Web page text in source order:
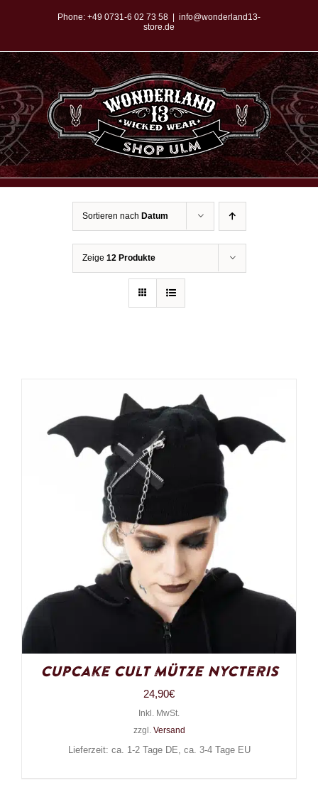
springen
Phone: +49 0731-6 02 73 58
info@wonderland13-
store.de
Sortieren nach Datum
Zeige 12 Produkte
Cupcake Cult Mütze Nycteris
24,90€
Inkl. MwSt.
zzgl. Versand
Lieferzeit: ca. 1-2 Tage DE, ca. 3-4 Tage EU